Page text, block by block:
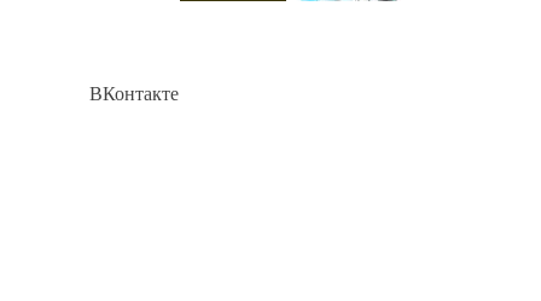
ВКонтакте